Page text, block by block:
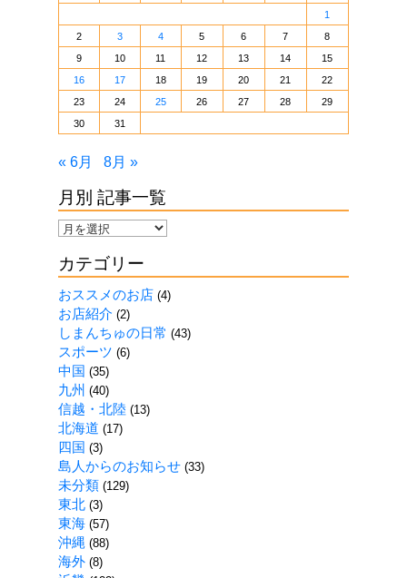
1
2
3 4 5 6 7
8
9
10 11 12 13 14
15
16
17 18 19 20 21
22
23
24 25 26 27 28
29
30
31
« 6月 8月 »
月別 記事一覧
月
記
事
一
覧
カテゴリー
おススメのお店(4)
お店紹介 (2)
しまんちゅの日常 (43)
スポーツ (6)
中国 (35)
九州 (40)
信越・北陸(13)
北海道 (17)
四国 (3)
島人からのお知らせ(33)
未分類(129)
東北(3)
東海(57)
沖縄 (88)
海外(8)